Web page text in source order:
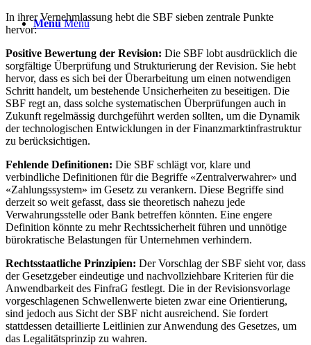
Menü Menü
In ihrer Vernehmlassung hebt die SBF sieben zentrale Punkte
hervor:
Positive Bewertung der Revision: Die SBF lobt ausdrücklich die
sorgfältige Überprüfung und Strukturierung der Revision. Sie hebt
hervor, dass es sich bei der Überarbeitung um einen notwendigen
Schritt handelt, um bestehende Unsicherheiten zu beseitigen. Die
SBF regt an, dass solche systematischen Überprüfungen auch in
Zukunft regelmässig durchgeführt werden sollten, um die Dynamik
der technologischen Entwicklungen in der Finanzmarktinfrastruktur
zu berücksichtigen.
Fehlende Definitionen: Die SBF schlägt vor, klare und
verbindliche Definitionen für die Begriffe «Zentralverwahrer» und
«Zahlungssystem» im Gesetz zu verankern. Diese Begriffe sind
derzeit so weit gefasst, dass sie theoretisch nahezu jede
Verwahrungsstelle oder Bank betreffen könnten. Eine engere
Definition könnte zu mehr Rechtssicherheit führen und unnötige
bürokratische Belastungen für Unternehmen verhindern.
Rechtsstaatliche Prinzipien: Der Vorschlag der SBF sieht vor, dass
der Gesetzgeber eindeutige und nachvollziehbare Kriterien für die
Anwendbarkeit des FinfraG festlegt. Die in der Revisionsvorlage
vorgeschlagenen Schwellenwerte bieten zwar eine Orientierung,
sind jedoch aus Sicht der SBF nicht ausreichend. Sie fordert
stattdessen detaillierte Leitlinien zur Anwendung des Gesetzes, um
das Legalitätsprinzip zu wahren.